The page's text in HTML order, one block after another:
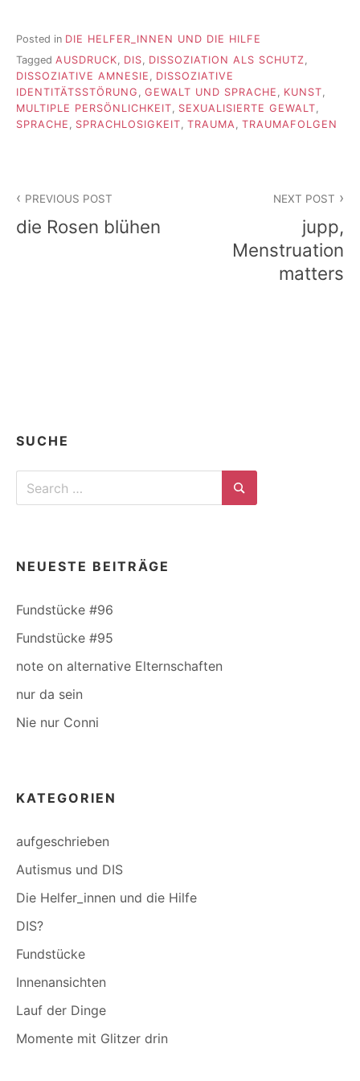
Posted in DIE HELFER_INNEN UND DIE HILFE
Tagged AUSDRUCK, DIS, DISSOZIATION ALS SCHUTZ,
DISSOZIATIVE AMNESIE , DISSOZIATIVE
IDENTITÄTSSTÖRUNG , GEWALT UND SPRACHE , KUNST,
MULTIPLE PERSÖNLICHKEIT, SEXUALISIERTE GEWALT,
SPRACHE , SPRACHLOSIGKEIT, TRAUMA, TRAUMAFOLGEN
PREVIOUS POST
die Rosen blühen
NEXT POST
jupp,
Menstruation
matters
SUCHE
Search
for:
Search
NEUESTE BEITRÄGE
Fundstücke #96
Fundstücke #95
note on alternative Elternschaften
nur da sein
Nie nur Conni
KATEGORIEN
aufgeschrieben
Autismus und DIS
Die Helfer_innen und die Hilfe
DIS?
Fundstücke
Innenansichten
Lauf der Dinge
Momente mit Glitzer drin